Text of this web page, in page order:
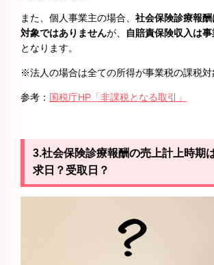
また、個人事業主の場合、 社会保険診療報
対象ではありませんが、
自賠責保険収入は
となります。
※法人の場合は全ての所得が事業税の課税対
参考： 国税庁HP「非課税となる取引」
3.社会保険診療報酬の売上計上時期
求日？受取日？